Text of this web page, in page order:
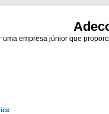
uma empresa júnior que